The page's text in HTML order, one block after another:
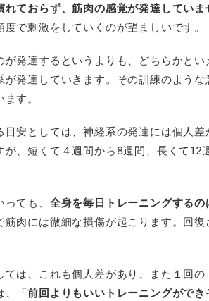
ておらず、筋肉の感覚が発達していま
で刺激をしていくのが望ましいです。
発達するというよりも、どちらかとい
が発達していきます。その訓練のよう
す。
目安としては、神経系の発達には個人差
が、短くて４週間から8週間、長くて12
ても、 全身を毎日トレーニングするの
筋肉には微細な損傷が起こります。回
ては、これも個人差があり、また１回の
「前回よりもいいトレーニングができ